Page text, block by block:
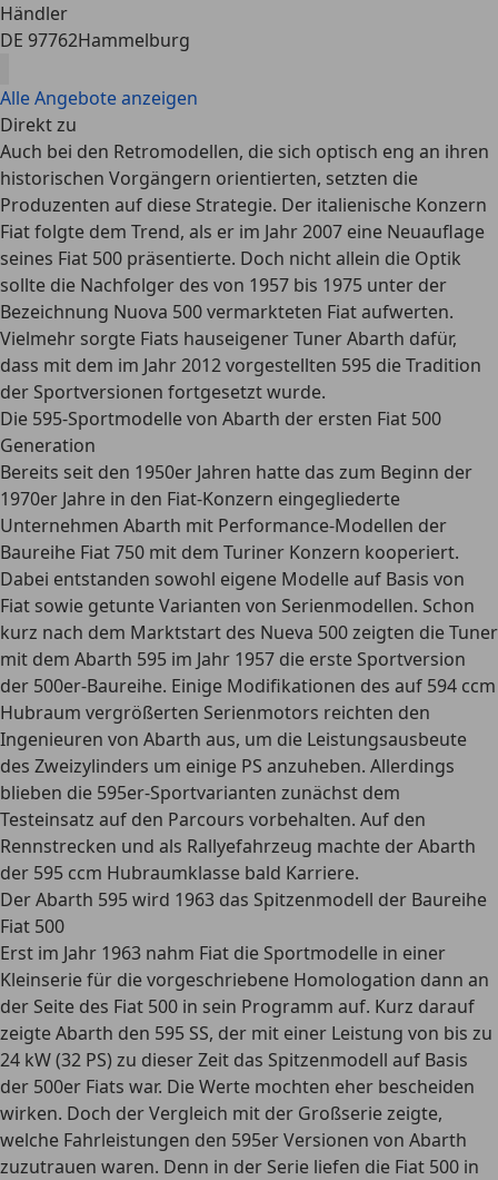
Händler
DE 97762Hammelburg
Alle Angebote anzeigen
Direkt zu
Auch bei den Retromodellen, die sich optisch eng an ihren
historischen Vorgängern orientierten, setzten die
Produzenten auf diese Strategie. Der italienische Konzern
Fiat folgte dem Trend, als er im Jahr 2007 eine Neuauflage
seines Fiat 500 präsentierte. Doch nicht allein die Optik
sollte die Nachfolger des von 1957 bis 1975 unter der
Bezeichnung Nuova 500 vermarkteten Fiat aufwerten.
Vielmehr sorgte Fiats hauseigener Tuner Abarth dafür,
dass mit dem im Jahr 2012 vorgestellten 595 die Tradition
der Sportversionen fortgesetzt wurde.
Die 595-Sportmodelle von Abarth der ersten Fiat 500
Generation
Bereits seit den 1950er Jahren hatte das zum Beginn der
1970er Jahre in den Fiat-Konzern eingegliederte
Unternehmen Abarth mit Performance-Modellen der
Baureihe Fiat 750 mit dem Turiner Konzern kooperiert.
Dabei entstanden sowohl eigene Modelle auf Basis von
Fiat sowie getunte Varianten von Serienmodellen. Schon
kurz nach dem Marktstart des Nueva 500 zeigten die Tuner
mit dem Abarth 595 im Jahr 1957 die erste Sportversion
der 500er-Baureihe. Einige Modifikationen des auf 594 ccm
Hubraum vergrößerten Serienmotors reichten den
Ingenieuren von Abarth aus, um die Leistungsausbeute
des Zweizylinders um einige PS anzuheben. Allerdings
blieben die 595er-Sportvarianten zunächst dem
Testeinsatz auf den Parcours vorbehalten. Auf den
Rennstrecken und als Rallyefahrzeug machte der Abarth
der 595 ccm Hubraumklasse bald Karriere.
Der Abarth 595 wird 1963 das Spitzenmodell der Baureihe
Fiat 500
Erst im Jahr 1963 nahm Fiat die Sportmodelle in einer
Kleinserie für die vorgeschriebene Homologation dann an
der Seite des Fiat 500 in sein Programm auf. Kurz darauf
zeigte Abarth den 595 SS, der mit einer Leistung von bis zu
24 kW (32 PS) zu dieser Zeit das Spitzenmodell auf Basis
der 500er Fiats war. Die Werte mochten eher bescheiden
wirken. Doch der Vergleich mit der Großserie zeigte,
welche Fahrleistungen den 595er Versionen von Abarth
zuzutrauen waren. Denn in der Serie liefen die Fiat 500 in